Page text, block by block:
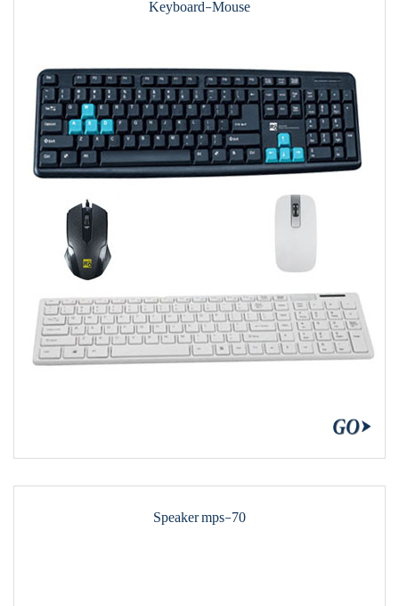
Keyboard-Mouse
Speaker mps-70